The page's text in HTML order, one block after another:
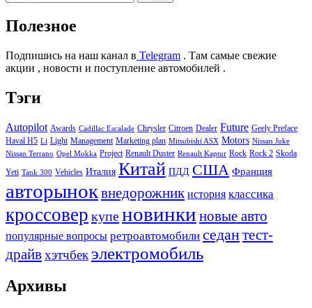
Полезное
Подпишись на наш канал в Telegram . Там самые свежие
акции , новости и поступление автомобилей .
Тэги
Autopilot Awards Cadillac Escalade Chrysler Citroen Dealer Future Geely Preface
Haval H5 Li Light Management Marketing plan Mitsubishi ASX Motors Nissan Juke
Nissan Terrano Opel Mokka Project Renault Duster Renault Kaptur Rock Rock 2 Skoda
Yeti Tank 300 Vehicles Италия Китай ПДД США Франция
авторыноквнедорожник история классика
кроссовер купеновинки новые авто
популярные вопросы ретроавтомобили седантест-
драйвхэтчбек электромобиль
Архивы